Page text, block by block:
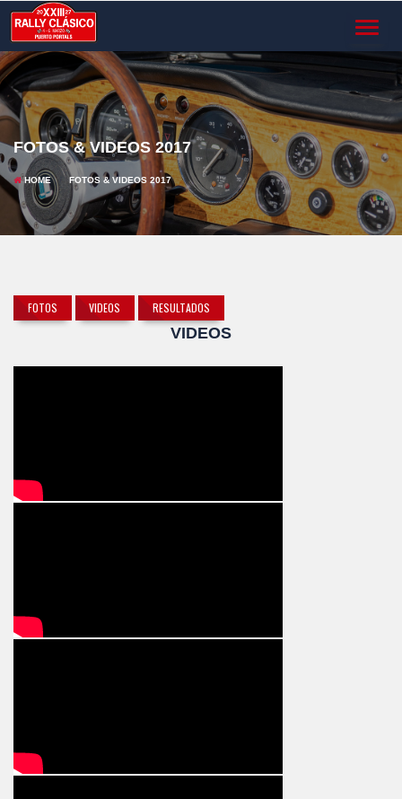
FOTOS & VIDEOS 2017
HOME FOTOS & VIDEOS 2017
FOTOS VIDEOS RESULTADOS
VIDEOS